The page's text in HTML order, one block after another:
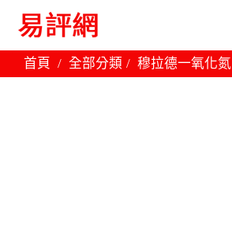
首頁 全部分類 穆拉德一氧化氮